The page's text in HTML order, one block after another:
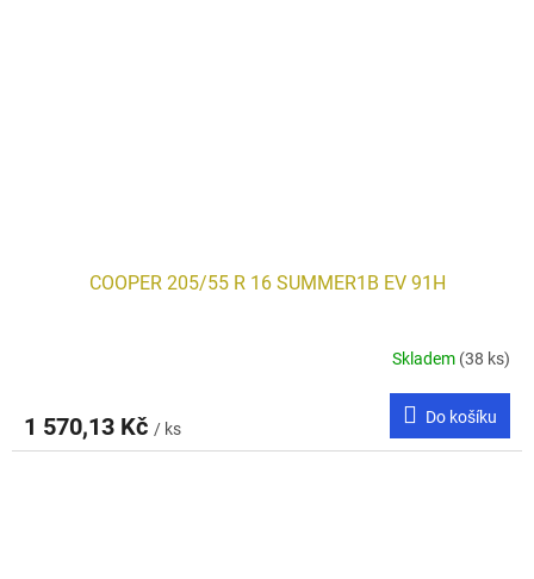
COOPER 205/55 R 16 SUMMER1B EV 91H
Skladem (38 ks)
1 570,13 Kč / ks
Do košíku